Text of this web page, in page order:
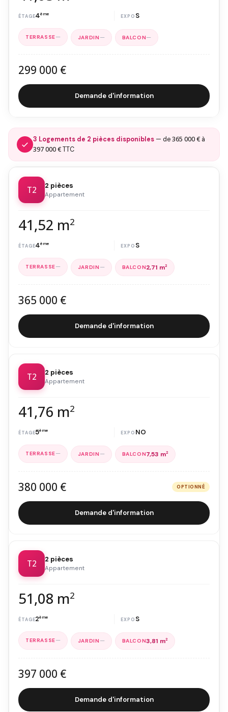
4ème S
— — —
299 000 €
Demande d'information
3 Logements de 2 pièces disponibles — de365 000 € à
397 000 €TTC
T2 2 pièces
Appartement
41,52 m2
4ème S
— — 2,71 m2
365 000 €
Demande d'information
T2 2 pièces
Appartement
41,76 m2
5ème NO
— — 7,53 m2
380 000 € OPTIONNÉ
Demande d'information
T2 2 pièces
Appartement
51,08 m2
2ème S
— — 3,81 m2
397 000 €
Demande d'information